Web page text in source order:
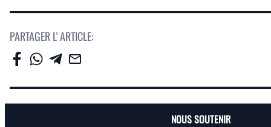
PARTAGER L' ARTICLE:
NOUS SOUTENIR